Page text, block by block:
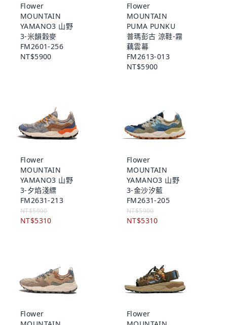
Flower
MOUNTAIN
YAMANO3 山野
3-米韻穀麥
FM2601-256
NT$5900
Flower
MOUNTAIN
PUMA PUNKU
普瑪彭古 涼鞋-霧
藕雲幕
FM2613-013
NT$5900
Flower
MOUNTAIN
YAMANO3 山野
3-夕焰淺縹
FM2631-213
NT$5900
NT$5310
Flower
MOUNTAIN
YAMANO3 山野
3-金沙汐藍
FM2631-205
NT$5900
NT$5310
Flower
Flower